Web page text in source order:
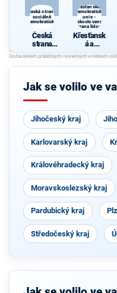
Česká strana
sociálně
demokratická
Česká
strana
sociálně
demokrati
cká
Křesťanská a
demokratická
unie -
Československá
strana lidová
Křesťansk
á a
demokrati
cká unie -
Českoslov
strana
Jak se volilo ve
Jihočeský kraj
Karlovarský kraj
Královéhradecký kraj
Moravskoslezský kraj
Pardubický kraj
Středočeský kraj